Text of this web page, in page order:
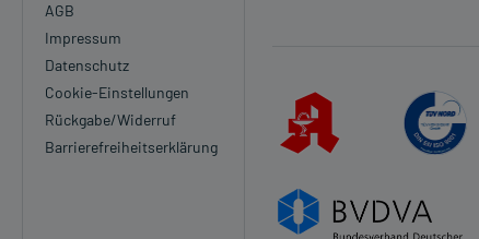
AGB
Impressum
Datenschutz
Cookie-Einstellungen
Rückgabe/Widerruf
Barrierefreiheitserklärung